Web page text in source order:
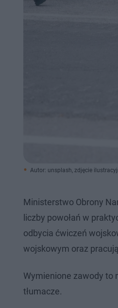
Autor: unsplash, zdjęcie
Ministerstwo Obrony
liczby powołań w
odbycia ćwiczeń
wojskowym oraz
Wymienione zawody to
tłumacze.